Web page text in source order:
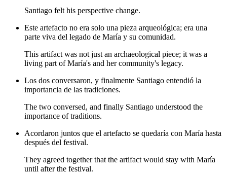
Santiago felt his perspective change.
Este artefacto no era solo una pieza arqueológica; era una
parte viva del legado de María y su comunidad.
This artifact was not just an archaeological piece; it was a
living part of María's and her community's legacy.
Los dos conversaron, y finalmente Santiago entendió la
importancia de las tradiciones.
The two conversed, and finally Santiago understood the
importance of traditions.
Acordaron juntos que el artefacto se quedaría con María hasta
después del festival.
They agreed together that the artifact would stay with María
until after the festival.